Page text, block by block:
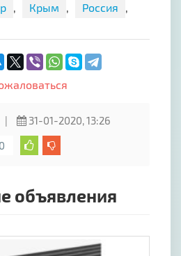
, Крым , Россия ,
31-01-2020, 13:26
0
объявления